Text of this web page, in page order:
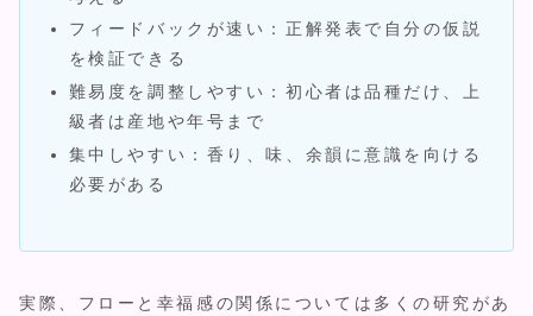
フィードバックが速い：正解発表で自分の仮説
を検証できる
難易度を調整しやすい：初心者は品種だけ、上
級者は産地や年号まで
集中しやすい：香り、味、余韻に意識を向ける
必要がある
実際、フローと幸福感の関係については多くの研究があ